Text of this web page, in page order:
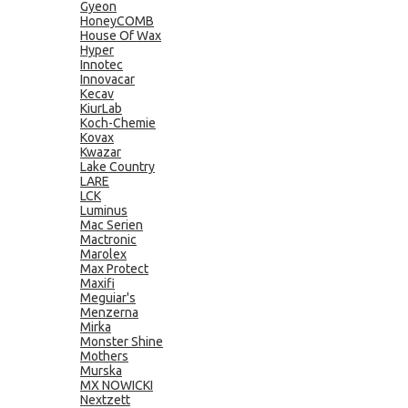
Gyeon
HoneyCOMB
House Of Wax
Hyper
Innotec
Innovacar
Kecav
KiurLab
Koch-Chemie
Kovax
Kwazar
Lake Country
LARE
LCK
Luminus
Mac Serien
Mactronic
Marolex
Max Protect
Maxifi
Meguiar's
Menzerna
Mirka
Monster Shine
Mothers
Murska
MX NOWICKI
Nextzett